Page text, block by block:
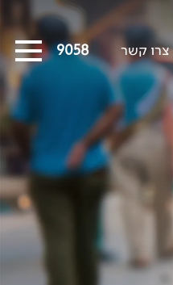
צרו קשר 03-5639058
הקרובים
שייט
החברתיים שלנו
מבעד לעדשה